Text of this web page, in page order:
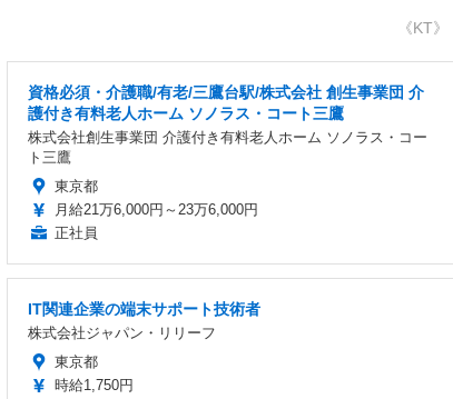
《KT》
資格必須・介護職/有老/三鷹台駅/株式会社 創生事業団 介
護付き有料老人ホーム ソノラス・コート三鷹
株式会社創生事業団 介護付き有料老人ホーム ソノラス・コー
ト三鷹
東京都
月給21万6,000円～23万6,000円
正社員
IT関連企業の端末サポート技術者
株式会社ジャパン・リリーフ
東京都
時給1,750円